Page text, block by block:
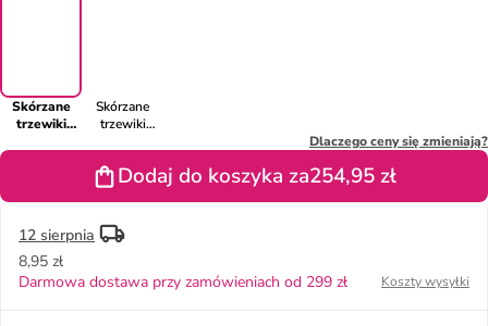
Skórzane
trzewiki
Skórzane
trzewiki
jasnobrązowym
Dlaczego ceny się zmieniają?
Dodaj do koszyka za254,95 zł
12 sierpnia
8,95 zł
Darmowa dostawa przy zamówieniach od 299 zł
Koszty wysyłki